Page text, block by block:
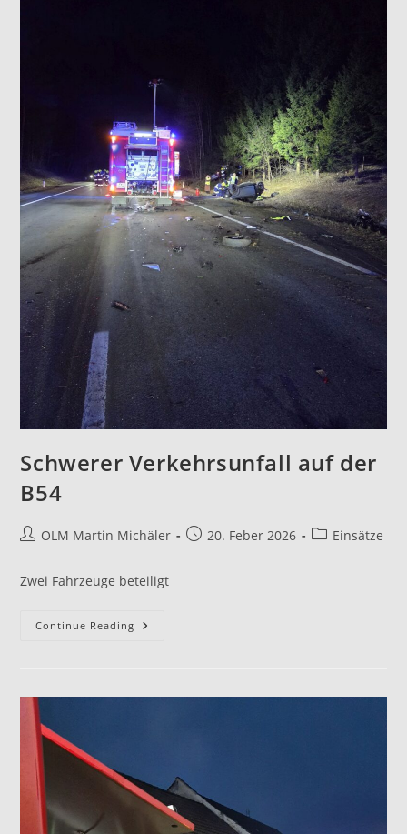
Schwerer Verkehrsunfall auf der
B54
OLM Martin Michäler 20. Feber 2026 Einsätze
Zwei Fahrzeuge beteiligt
Continue Reading